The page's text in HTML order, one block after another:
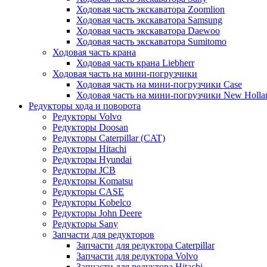
Ходовая часть экскаватора Zoomlion
Ходовая часть экскаватора Samsung
Ходовая часть экскаватора Daewoo
Ходовая часть экскаватора Sumitomo
Ходовая часть крана
Ходовая часть крана Liebherr
Ходовая часть на мини-погрузчики
Ходовая часть на мини-погрузчики Case
Ходовая часть на мини-погрузчики New
Редукторы хода и поворота
Редукторы Volvo
Редукторы Doosan
Редукторы Caterpillar (CAT)
Редукторы Hitachi
Редукторы Hyundai
Редукторы JCB
Редукторы Komatsu
Редукторы CASE
Редукторы Kobelco
Редукторы John Deere
Редукторы Sany
Запчасти для редукторов
Запчасти для редуктора Caterpillar
Запчасти для редуктора Volvo